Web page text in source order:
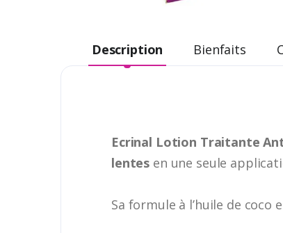
Description Bienfaits
Ecrinal Lotion Traitante
lentes en une seule
Sa formule à l’huile de